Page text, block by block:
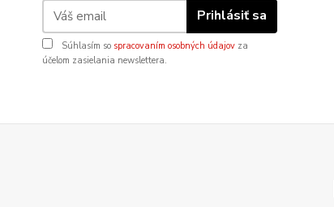
Prihlásiť sa
Súhlasím so spracovaním osobných údajov za
účelom zasielania newslettera.